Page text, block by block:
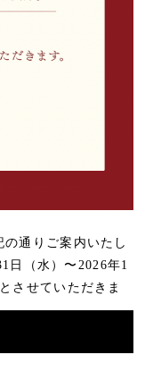
通りご案内いたし
日（水）〜2026年1
させていただきま
ります。...